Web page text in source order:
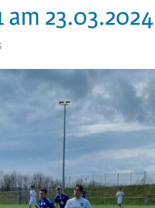
am 23.03.2024